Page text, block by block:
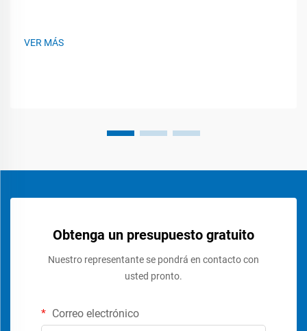
VER MÁS
Obtenga un presupuesto gratuito
Nuestro representante se pondrá en contacto con
usted pronto.
Correo electrónico